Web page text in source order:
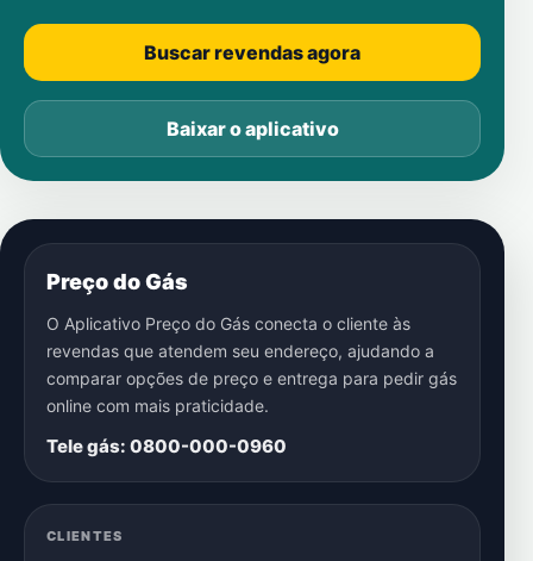
Buscar revendas agora
Baixar o aplicativo
Preço do Gás
O Aplicativo Preço do Gás conecta o cliente às
revendas que atendem seu endereço, ajudando a
comparar opções de preço e entrega para pedir gás
online com mais praticidade.
Tele gás: 0800-000-0960
CLIENTES